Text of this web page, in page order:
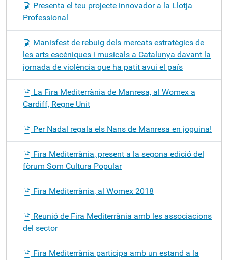
Presenta el teu projecte innovador a la Llotja
Professional
Manisfest de rebuig dels mercats estratègics de
les arts escèniques i musicals a Catalunya davant la
jornada de violència que ha patit avui el país
La Fira Mediterrània de Manresa, al Womex a
Cardiff, Regne Unit
Per Nadal regala els Nans de Manresa en joguina!
Fira Mediterrània, present a la segona edició del
fòrum Som Cultura Popular
Fira Mediterrània, al Womex 2018
Reunió de Fira Mediterrània amb les associacions
del sector
Fira Mediterrània participa amb un estand a la